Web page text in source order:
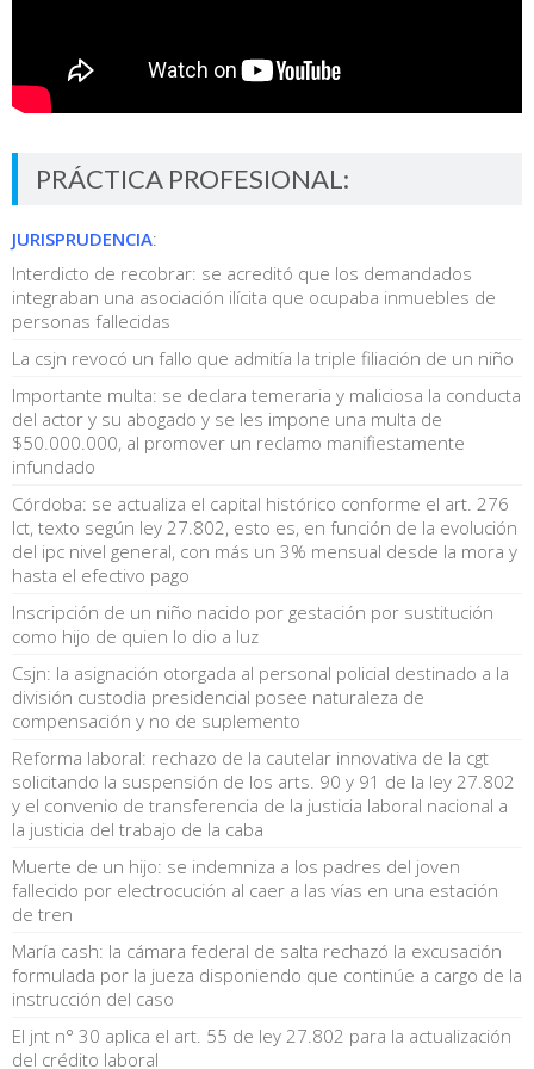
PRÁCTICA PROFESIONAL:
JURISPRUDENCIA:
Interdicto de recobrar: se acreditó que los demandados
integraban una asociación ilícita que ocupaba inmuebles de
personas fallecidas
La csjn revocó un fallo que admitía la triple filiación de un niño
Importante multa: se declara temeraria y maliciosa la conducta
del actor y su abogado y se les impone una multa de
$50.000.000, al promover un reclamo manifiestamente
infundado
Córdoba: se actualiza el capital histórico conforme el art. 276
lct, texto según ley 27.802, esto es, en función de la evolución
del ipc nivel general, con más un 3% mensual desde la mora y
hasta el efectivo pago
Inscripción de un niño nacido por gestación por sustitución
como hijo de quien lo dio a luz
Csjn: la asignación otorgada al personal policial destinado a la
división custodia presidencial posee naturaleza de
compensación y no de suplemento
Reforma laboral: rechazo de la cautelar innovativa de la cgt
solicitando la suspensión de los arts. 90 y 91 de la ley 27.802
y el convenio de transferencia de la justicia laboral nacional a
la justicia del trabajo de la caba
Muerte de un hijo: se indemniza a los padres del joven
fallecido por electrocución al caer a las vías en una estación
de tren
María cash: la cámara federal de salta rechazó la excusación
formulada por la jueza disponiendo que continúe a cargo de la
instrucción del caso
El jnt n° 30 aplica el art. 55 de ley 27.802 para la actualización
del crédito laboral